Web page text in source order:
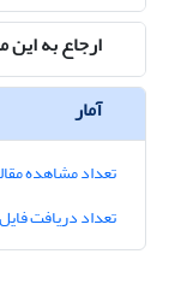
ارجاع به این
آمار
تعداد مشاهده
تعداد دریافت